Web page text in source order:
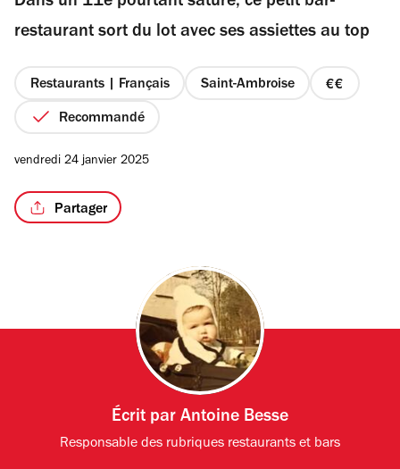
étoiles
restaurant sort du lot avec ses assiettes au top
Restaurants | Français Saint-Ambroise
prix
Recommandé
vendredi 24 janvier 2025
Partager
Écrit par Antoine Besse
Responsable des rubriques restaurants et bars